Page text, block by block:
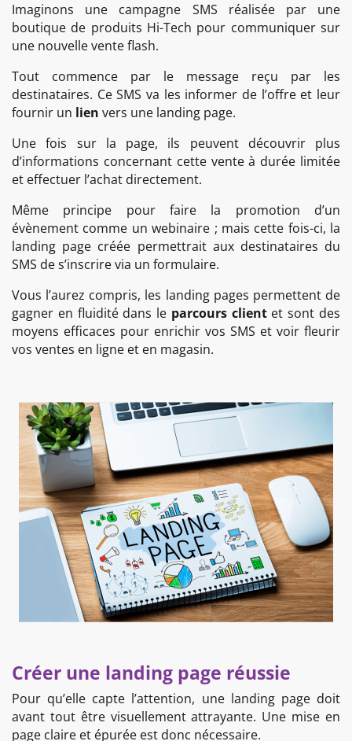
Imaginons une campagne SMS réalisée par une
boutique de produits Hi-Tech pour communiquer sur
une nouvelle vente flash.
Tout commence par le message reçu par les
destinataires. Ce SMS va les informer de l’offre et leur
fournir un lien vers une landing page.
Une fois sur la page, ils peuvent découvrir plus
d’informations concernant cette vente à durée limitée
et effectuer l’achat directement.
Même principe pour faire la promotion d’un
évènement comme un webinaire ; mais cette fois-ci, la
landing page créée permettrait aux destinataires du
SMS de s’inscrire via un formulaire.
Vous l’aurez compris, les landing pages permettent de
gagner en fluidité dans le parcours clientet sont des
moyens efficaces pour enrichir vos SMS et voir fleurir
vos ventes en ligne et en magasin.
Créer une landing page réussie
Pour qu’elle capte l’attention, une landing page doit
avant tout être visuellement attrayante. Une mise en
page claire et épurée est donc nécessaire.